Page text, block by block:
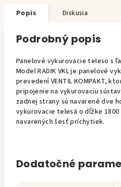
Popis Diskusia
Podrobný popis
Panelové vykurovacie teleso s
Model RADIK VKL je panelové
prevedení VENTIL KOMPAKT,
pripojenie na vykurovaciu
zadnej strany sú navarené dve
vykurovacie telesá o dĺžke 1800
navarených šesť príchytiek.
Dodatočné